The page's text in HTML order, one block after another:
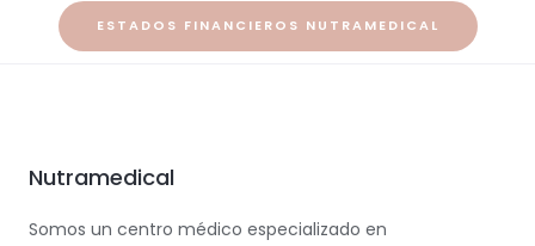
ESTADOS FINANCIEROS NUTRAMEDICAL
Nutramedical
Somos un centro médico especializado en